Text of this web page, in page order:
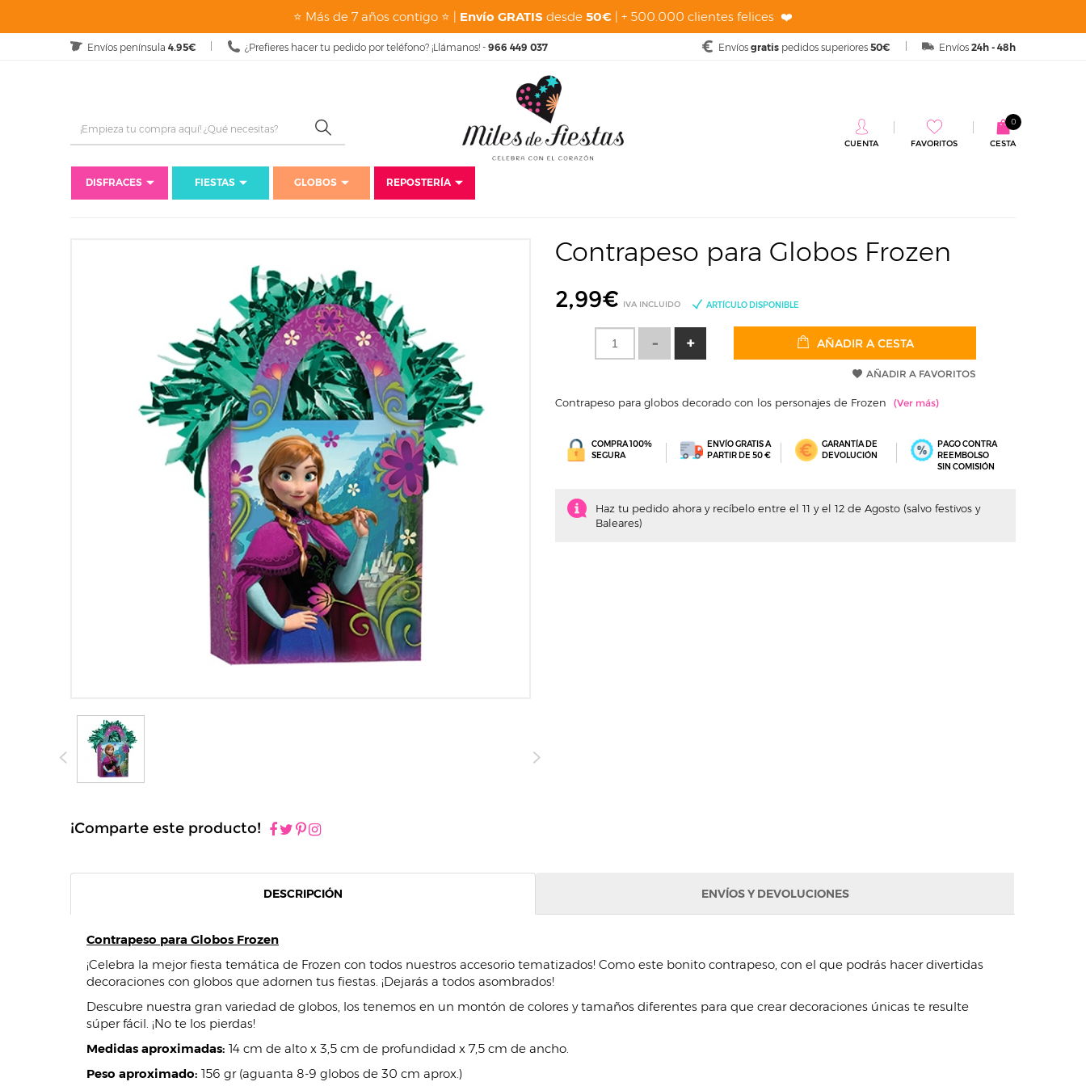
⭐ Más de 7 años contigo ⭐ | Envío GRATIS desde 50€ | + 500.000 clientes felices ❤️
Envíos península 4.95€ ¿Prefieres hacer tu pedido por teléfono? ¡Llámanos! - 966 449 037 Envíos 24h - 48h
Envíos gratis pedidos superiores 50€
CESTA
0
CUENTA FAVORITOS
DISFRACES FIESTAS GLOBOS
REPOSTERÍA
Inicio
Fiestas Cumpleaños Infantiles
¡Comparte este producto!
Contrapeso para Globos Frozen
2,99€ IVA INCLUIDO ARTÍCULO DISPONIBLE
AÑADIR A CESTA
AÑADIR A FAVORITOS
Contrapeso para globos decorado con los personajes de Frozen
COMPRA 100%
SEGURA
ENVÍO GRATIS A
PARTIR DE 50 €
GARANTÍA DE
DEVOLUCIÓN
PAGO CONTRA
REEMBOLSO
SIN COMISIÓN
Haz tu pedido ahora y recíbelo entre el 11 y el 12 de Agosto (salvo festivos y
Baleares)
DESCRIPCIÓN ENVÍOS Y DEVOLUCIONES
Contrapeso para Globos Frozen
¡Celebra la mejor fiesta temática de Frozen con todos nuestros accesorio tematizados! Como este bonito contrapeso, con el que podrás hacer divertidas
decoraciones con globos que adornen tus fiestas. ¡Dejarás a todos asombrados!
Descubre nuestra gran variedad de globos, los tenemos en un montón de colores y tamaños diferentes para que crear decoraciones únicas te resulte
súper fácil. ¡No te los pierdas!
Medidas aproximadas: 14 cm de alto x 3,5 cm de profundidad x 7,5 cm de ancho.
Peso aproximado: 156 gr (aguanta 8-9 globos de 30 cm aprox.)